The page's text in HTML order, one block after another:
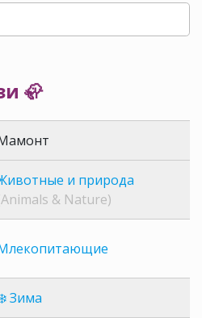
🦣
и природа
& Nature)
Зима